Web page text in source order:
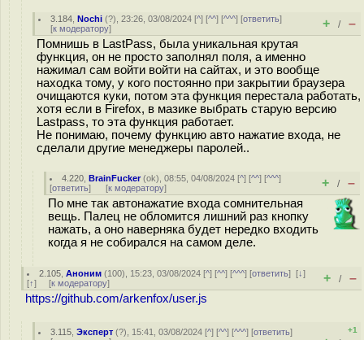
3.184 ,Nochi (?), 23:26, 03/08/2024 [^] [^^] [^^^] [ответить]
[к модератору] + / –
Помнишь в LastPass, была уникальная крутая
функция, он не просто заполнял поля, а именно
нажимал сам войти войти на сайтах, и это вообще
находка тому, у кого постоянно при закрытии браузера
очищаются куки, потом эта функция перестала работать,
хотя если в Firefox, в мазике выбрать старую версию
Lastpass, то эта функция работает.
Не понимаю, почему функцию авто нажатие входа, не
сделали другие менеджеры паролей..
4.220 ,BrainFucker(ok), 08:55, 04/08/2024 [^] [^^] [^^^]
[ответить] [к модератору] + / –
По мне так автонажатие входа сомнительная
вещь. Палец не обломится лишний раз кнопку
нажать, а оно наверняка будет нередко входить
когда я не собирался на самом деле.
2.105 ,Аноним (100), 15:23, 03/08/2024 [^] [^^] [^^^] [ответить][↓]
[↑] [к модератору] + / –
https://github.com/arkenfox/user.js
3.115 ,Эксперт (?), 15:41, 03/08/2024 [^] [^^] [^^^] [ответить]
+1